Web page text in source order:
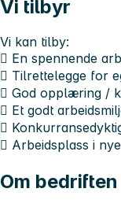
Vi tilbyr
Vi kan tilby:
 En spennende
 Tilrettelegge for
 God opplæring /
 Et godt

 Arbeidsplass i
Om bedriften